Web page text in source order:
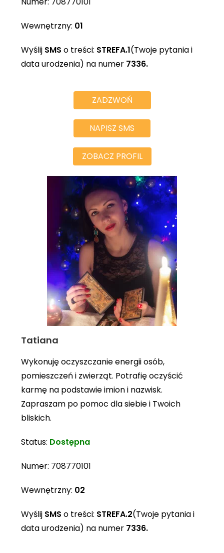
Wewnętrzny: 01
Wyślij SMS o treści: STREFA.1(Twoje pytania i
data urodzenia) na numer 7336.
ZADZWOŃ
NAPISZ SMS
ZOBACZ PROFIL
Tatiana
Wykonuję oczyszczanie energii osób,
pomieszczeń i zwierząt. Potrafię oczyścić
karmę na podstawie imion i nazwisk.
Zapraszam po pomoc dla siebie i Twoich
bliskich.
Status: Dostępna
Numer: 708770101
Wewnętrzny: 02
Wyślij SMS o treści: STREFA.2(Twoje pytania i
data urodzenia) na numer 7336.